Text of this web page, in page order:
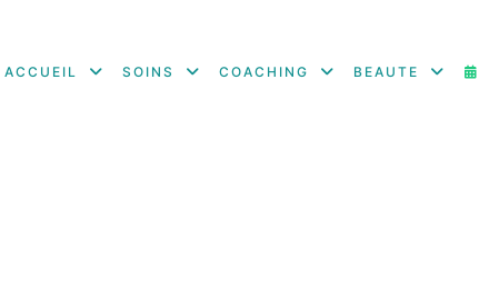
ACCUEIL SOINS COACHING BEAUTE